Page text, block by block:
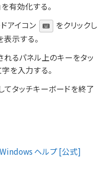
有効化する。
アイコン
をクリックし
表示する。
れるパネル上のキーをタッ
を入力する。
てタッチキーボードを終了
ヘルプ [公式]